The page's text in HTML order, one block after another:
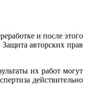
и после этого
авторских прав
их работ могут
действительно